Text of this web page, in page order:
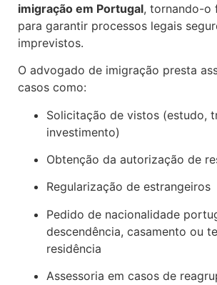
imigração em Portugal, tornando-o
para garantir processos legais
imprevistos.
O advogado de imigração presta
casos como:
Solicitação de vistos (estudo,
investimento)
Obtenção da autorização de
Regularização de estrangeiros
Pedido de nacionalidade
descendência, casamento ou
residência
Assessoria em casos de